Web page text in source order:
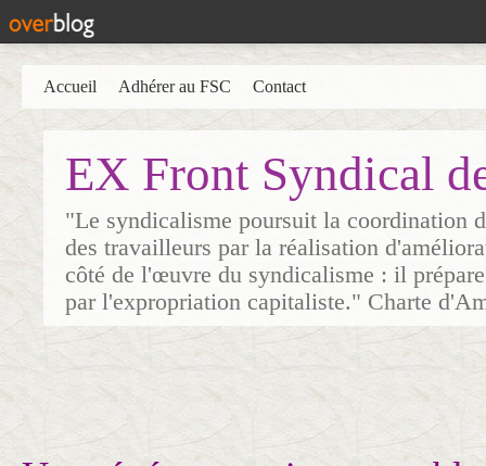
EX Front Syndical
"Le syndicalisme poursuit la coordination
des travailleurs par la réalisation
côté de l'œuvre du syndicalisme : il
par l'expropriation capitaliste." Charte
Accueil Adhérer au FSC Contact